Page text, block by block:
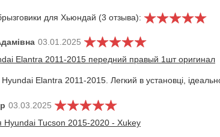
для Хьюндай (3 отзыва):
03.01.2025
Elantra 2011-2015 передний правый 1шт оригинал
Elantra 2011-2015. Легкий в установці,
03.03.2025
Hyundai Tucson 2015-2020 - Xukey